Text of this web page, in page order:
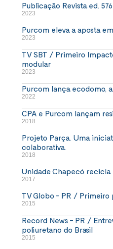
Publicação Revista ed.
2023
Purcom eleva a aposta
2023
TV SBT / Primeiro
modular
2023
Purcom lança ecodomo,
2022
CPA e Purcom lançam
2018
Projeto Parça. Uma
colaborativa.
2018
Unidade Chapecó
2017
TV Globo - PR / Primeiro
2015
Record News - PR /
poliuretano do Brasil
2015